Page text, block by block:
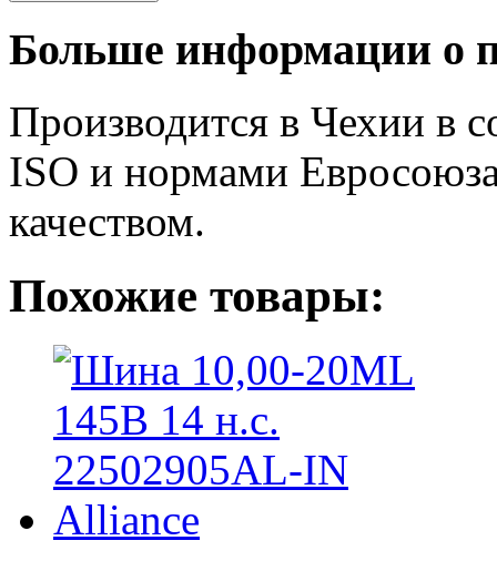
Больше информации о
Производится в Чехии в
ISO и нормами
качеством.
Похожие товары: